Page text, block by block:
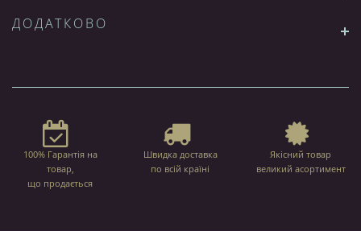
ДОДАТКОВО
100% Гарантія на
товар,
що продається
Швидка доставка
по всій країні
Якісний товар
великий асортимент